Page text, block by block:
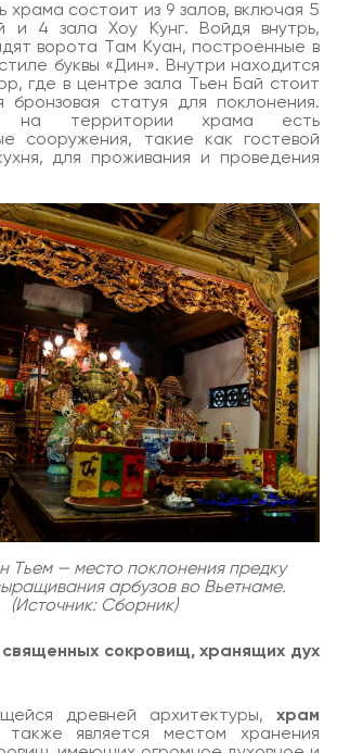
состоит из 9 залов, включая 5
и 4 зала Хоу Кунг. Войдя внутрь,
ворота Там Куан, построенные в
буквы «Дин». Внутри находится
где в центре зала Тьен Бай стоит
бронзовая статуя для поклонения.
на территории храма есть
сооружения, такие как гостевой
для проживания и проведения
Тьем — место поклонения предку
арбузов во Вьетнаме.
(Источник: Сборник)
сокровищ, хранящих дух
древней архитектуры, храм
также является местом хранения